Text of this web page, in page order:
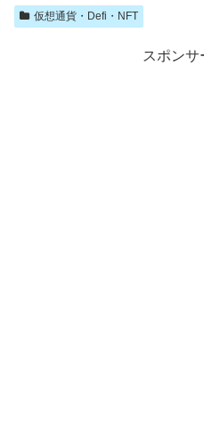
仮想通貨・Defi・NFT
スポンサ